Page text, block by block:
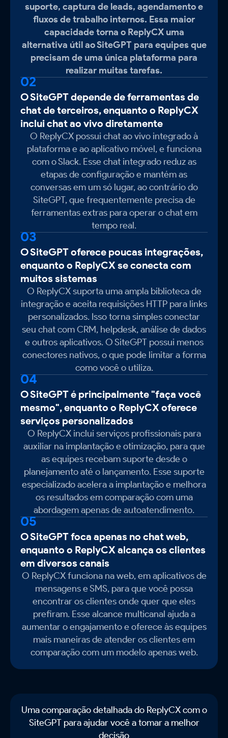
suporte, captura de leads, agendamento e
fluxos de trabalho internos. Essa maior
capacidade torna o ReplyCX uma
alternativa útil ao SiteGPT para equipes que
precisam de uma única plataforma para
realizar muitas tarefas.
02
O SiteGPT depende de ferramentas de
chat de terceiros, enquanto o ReplyCX
inclui chat ao vivo diretamente
O ReplyCX possui chat ao vivo integrado à
plataforma e ao aplicativo móvel, e funciona
com o Slack. Esse chat integrado reduz as
etapas de configuração e mantém as
conversas em um só lugar, ao contrário do
SiteGPT, que frequentemente precisa de
ferramentas extras para operar o chat em
tempo real.
03
O SiteGPT oferece poucas integrações,
enquanto o ReplyCX se conecta com
muitos sistemas
O ReplyCX suporta uma ampla biblioteca de
integração e aceita requisições HTTP para links
personalizados. Isso torna simples conectar
seu chat com CRM, helpdesk, análise de dados
e outros aplicativos. O SiteGPT possui menos
conectores nativos, o que pode limitar a forma
como você o utiliza.
04
O SiteGPT é principalmente "faça você
mesmo", enquanto o ReplyCX oferece
serviços personalizados
O ReplyCX inclui serviços profissionais para
auxiliar na implantação e otimização, para que
as equipes recebam suporte desde o
planejamento até o lançamento. Esse suporte
especializado acelera a implantação e melhora
os resultados em comparação com uma
abordagem apenas de autoatendimento.
05
O SiteGPT foca apenas no chat web,
enquanto o ReplyCX alcança os clientes
em diversos canais
O ReplyCX funciona na web, em aplicativos de
mensagens e SMS, para que você possa
encontrar os clientes onde quer que eles
prefiram. Esse alcance multicanal ajuda a
aumentar o engajamento e oferece às equipes
mais maneiras de atender os clientes em
comparação com um modelo apenas web.
Uma comparação detalhada do ReplyCX com o
SiteGPT para ajudar você a tomar a melhor
decisão